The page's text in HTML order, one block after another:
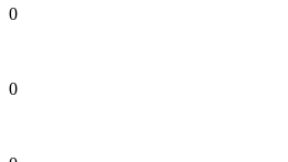
0
0